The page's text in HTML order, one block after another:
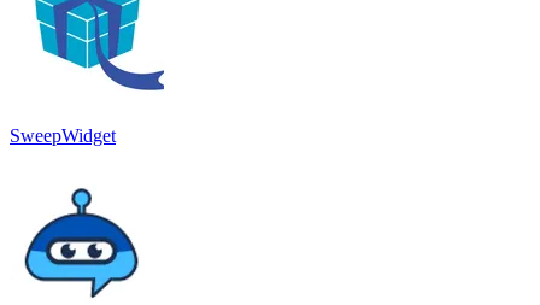
SweepWidget